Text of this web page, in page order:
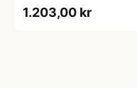
både, Sort
1.203,00 kr